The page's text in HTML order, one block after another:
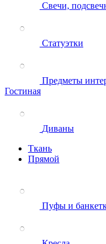
Свечи,
Статуэтки
Предметы
Гостиная
Диваны
Ткань
Прямой
Пуфы и